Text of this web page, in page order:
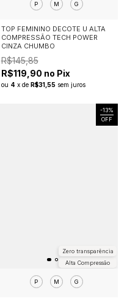
P M G
TOP FEMININO DECOTE U ALTA
COMPRESSÃO TECH POWER
CINZA CHUMBO
R$145,85
R$119,90 no Pix
ou 4 x de R$31,55 sem juros
-13%
OFF
Alta Compressão
Zero transparência
P M G